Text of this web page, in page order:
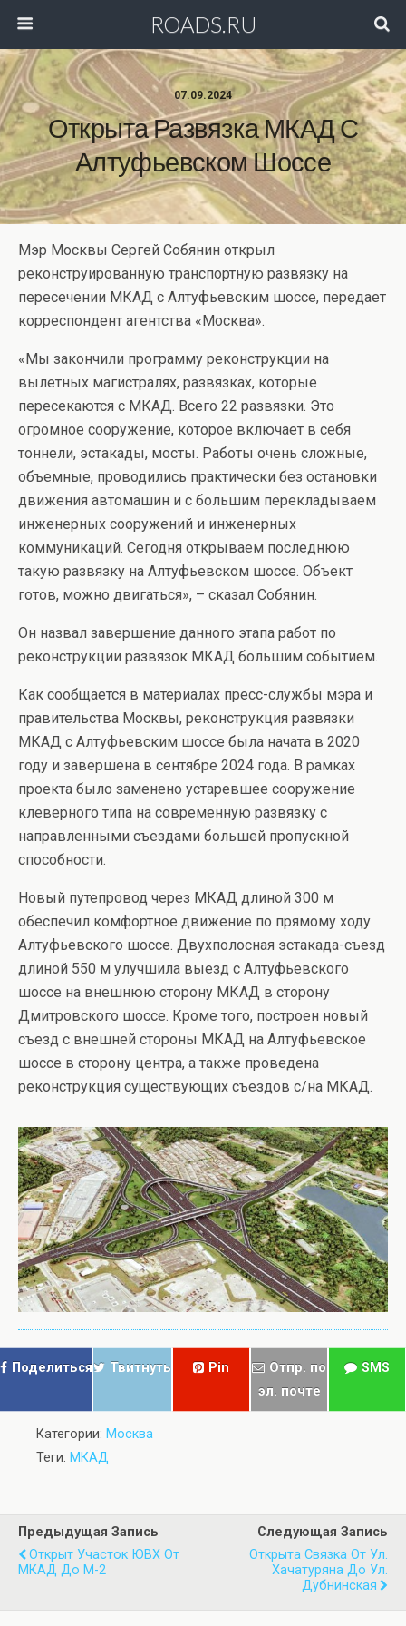
ROADS.RU
07.09.2024
Открыта Развязка МКАД С
Алтуфьевском Шоссе
Мэр Москвы Сергей Собянин открыл
реконструированную транспортную развязку на
пересечении МКАД с Алтуфьевским шоссе, передает
корреспондент агентства «Москва».
«Мы закончили программу реконструкции на
вылетных магистралях, развязках, которые
пересекаются с МКАД. Всего 22 развязки. Это
огромное сооружение, которое включает в себя
тоннели, эстакады, мосты. Работы очень сложные,
объемные, проводились практически без остановки
движения автомашин и с большим перекладываем
инженерных сооружений и инженерных
коммуникаций. Сегодня открываем последнюю
такую развязку на Алтуфьевском шоссе. Объект
готов, можно двигаться», – сказал Собянин.
Он назвал завершение данного этапа работ по
реконструкции развязок МКАД большим событием.
Как сообщается в материалах пресс-службы мэра и
правительства Москвы, реконструкция развязки
МКАД с Алтуфьевским шоссе была начата в 2020
году и завершена в сентябре 2024 года. В рамках
проекта было заменено устаревшее сооружение
клеверного типа на современную развязку с
направленными съездами большей пропускной
способности.
Новый путепровод через МКАД длиной 300 м
обеспечил комфортное движение по прямому ходу
Алтуфьевского шоссе. Двухполосная эстакада-съезд
длиной 550 м улучшила выезд с Алтуфьевского
шоссе на внешнюю сторону МКАД в сторону
Дмитровского шоссе. Кроме того, построен новый
съезд с внешней стороны МКАД на Алтуфьевское
шоссе в сторону центра, а также проведена
реконструкция существующих съездов с/на МКАД.
Поделиться Твитнуть Pin
Отпр. по
эл. почте
SMS
Категории: Москва
Теги: МКАД
Предыдущая Запись
Открыт Участок ЮВХ От
МКАД До М-2
Следующая Запись
Открыта Связка От Ул.
Хачатуряна До Ул.
Дубнинская